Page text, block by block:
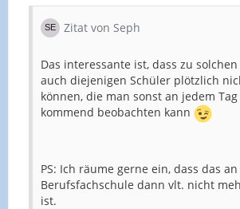
Zitat von Seph
Das interessante ist, dass zu
auch diejenigen Schüler plötzlich
können, die man sonst an jedem
kommend beobachten kann
PS: Ich räume gerne ein, dass das
Berufsfachschule dann vlt. nicht
ist.